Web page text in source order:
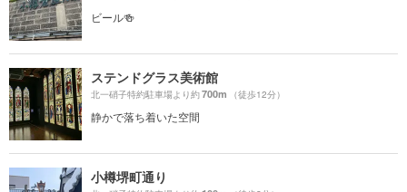
ビール🍻
ステンドグラス美術館
北一硝子特約駐車場より約700m （徒歩12分）
静かで落ち着いた空間
小樽堺町通り